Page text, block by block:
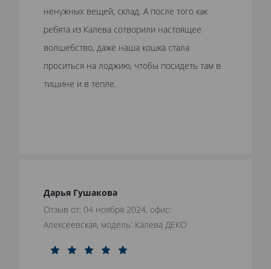
ненужных вещей, склад. А после того как
ребята из Калева сотворили настоящее
волшебство, даже наша кошка стала
проситься на лоджию, чтобы посидеть там в
тишине и в тепле.
Дарья Гушакова
Отзыв от: 04 ноября 2024, офис:
Алексеевская, модель: Калева ДЕКО